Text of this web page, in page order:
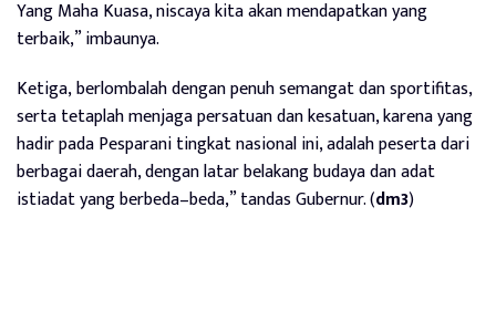
Yang Maha Kuasa, niscaya kita akan mendapatkan yang
terbaik,” imbaunya.
Ketiga,berlombalah dengan penuh semangat dan sportifitas,
serta tetaplah menjaga persatuan dan kesatuan, karena yang
hadir pada Pesparani tingkat nasional ini, adalah peserta dari
berbagai daerah, dengan latar belakang budaya dan adat
istiadat yang berbeda–beda,” tandas Gubernur. (dm3)